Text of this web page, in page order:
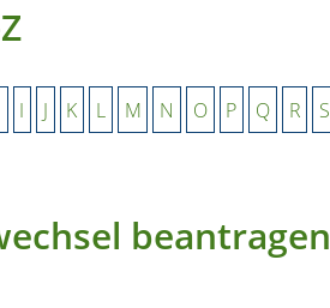
I J K L M N O P Q R S
beantragen